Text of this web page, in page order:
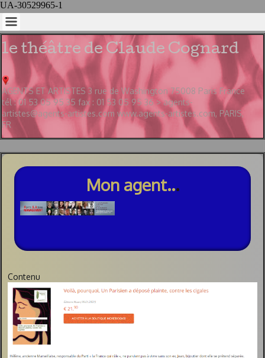
UA-30529965-1
le théâtre de Claude Cognard
AGENTS ET ARTISTES 3 rue de Washington 75008 Paris France
tél : 01 53 05 95 35 fax : 01 53 05 95 36 > agents-
artistes@agents-artistes.com www.agents-artistes.com, PARIS,
FR
Mon agent...
Contenu